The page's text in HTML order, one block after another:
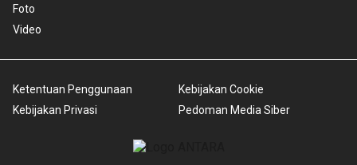
Foto
Video
Ketentuan Penggunaan
Kebijakan Privasi
Kebijakan Cookie
Pedoman Media Siber